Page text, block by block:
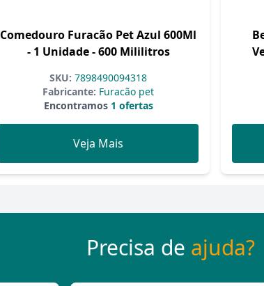
Comedouro Furacão Pet Azul 600Ml
- 1 Unidade - 600 Mililitros
SKU: 7898490094318
Fabricante: Furacão pet
Encontramos1 ofertas
Veja Mais
Precisa de ajuda?